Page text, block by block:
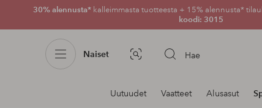
30% alennusta* kalleimmasta tuotteesta + 15% alennusta*
koodi: 3015
Naiset Kuvahaku Hae
NavigointiUutuudet Vaatteet Alusasut